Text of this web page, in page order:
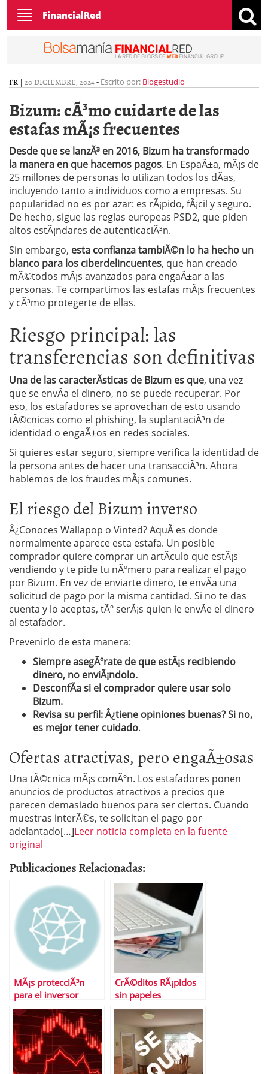
Toggle
navigation
FinancialRed
FR | 20 DICIEMBRE, 2024- Escrito por: Blogestudio
Bizum: cÃ³mo cuidarte de las
estafas mÃ¡s frecuentes
Desde que se lanzÃ³ en 2016, Bizum ha transformado
la manera en que hacemos pagos. En EspaÃ±a, mÃ¡s de
25 millones de personas lo utilizan todos los dÃ­as,
incluyendo tanto a individuos como a empresas. Su
popularidad no es por azar: es rÃ¡pido, fÃ¡cil y seguro.
De hecho, sigue las reglas europeas PSD2, que piden
altos estÃ¡ndares de autenticaciÃ³n.
Sin embargo, esta confianza tambiÃ©n lo ha hecho un
blanco para los ciberdelincuentes, que han creado
mÃ©todos mÃ¡s avanzados para engaÃ±ar a las
personas. Te compartimos las estafas mÃ¡s frecuentes
y cÃ³mo protegerte de ellas.
Riesgo principal: las
transferencias son definitivas
Una de las caracterÃ­sticas de Bizum es que, una vez
que se envÃ­a el dinero, no se puede recuperar. Por
eso, los estafadores se aprovechan de esto usando
tÃ©cnicas como el phishing, la suplantaciÃ³n de
identidad o engaÃ±os en redes sociales.
Si quieres estar seguro, siempre verifica la identidad de
la persona antes de hacer una transacciÃ³n. Ahora
hablemos de los fraudes mÃ¡s comunes.
El riesgo del Bizum inverso
Â¿Conoces Wallapop o Vinted? AquÃ­ es donde
normalmente aparece esta estafa. Un posible
comprador quiere comprar un artÃ­culo que estÃ¡s
vendiendo y te pide tu nÃºmero para realizar el pago
por Bizum. En vez de enviarte dinero, te envÃ­a una
solicitud de pago por la misma cantidad. Si no te das
cuenta y lo aceptas, tÃº serÃ¡s quien le envÃ­e el dinero
al estafador.
Prevenirlo de esta manera:
Siempre asegÃºrate de que estÃ¡s recibiendo
dinero, no enviÃ¡ndolo.
DesconfÃ­a si el comprador quiere usar solo
Bizum.
Revisa su perfil: Â¿tiene opiniones buenas? Si no,
es mejor tener cuidado.
Ofertas atractivas, pero engaÃ±osas
Una tÃ©cnica mÃ¡s comÃºn. Los estafadores ponen
anuncios de productos atractivos a precios que
parecen demasiado buenos para ser ciertos. Cuando
muestras interÃ©s, te solicitan el pago por
adelantado[…]Leer noticia completa en la fuente
original
Publicaciones Relacionadas:
MÃ¡s protecciÃ³n
para el inversor
minorista, cinco
aÃ±os despuÃ©s de
los primeros
problemas con
preferentes
CrÃ©ditos RÃ¡pidos
sin papeles